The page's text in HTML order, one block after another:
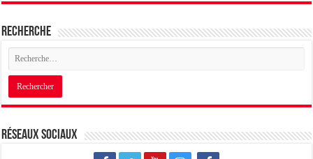
Recherche
Réseaux sociaux